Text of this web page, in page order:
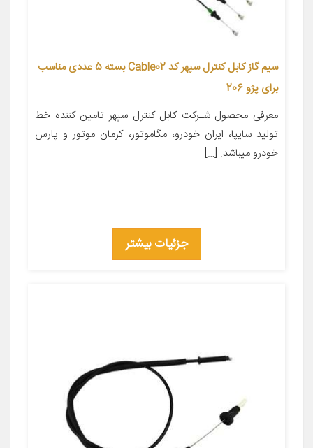
سیم گاز کابل کنترل سپهر کد Cable02 بسته 5 عددی مناسب
برای پژو 206
معرفی محصول شـرکت کابل کنترل سپهر تامین کننده خط
تولید سایپا، ایران خودرو، مگاموتور، کرمان موتور و پارس
خودرو میباشد. […]
جزئیات بیشتر